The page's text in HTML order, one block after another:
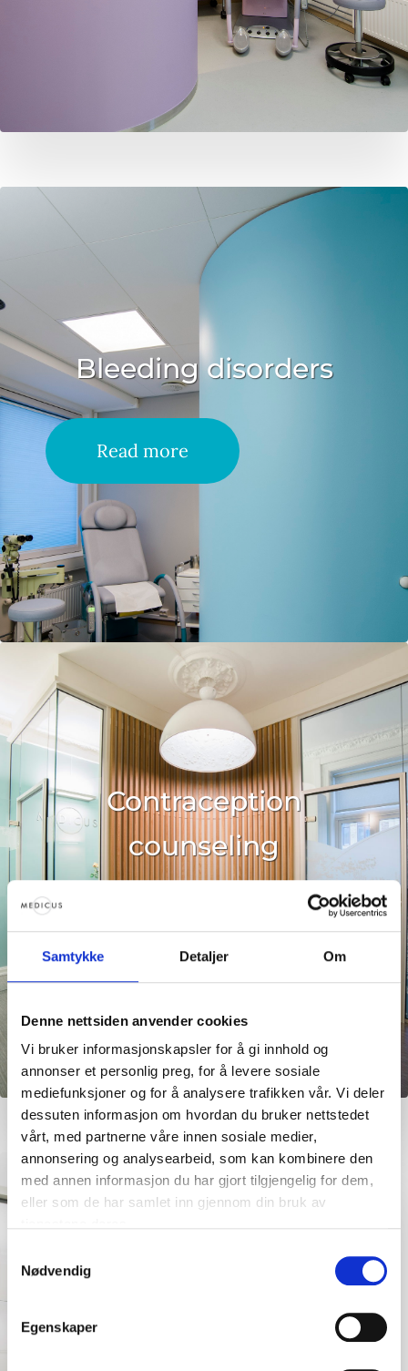
Samtykke Detaljer Om
Denne nettsiden anvender cookies
Vi bruker informasjonskapsler for å gi innhold og
annonser et personlig preg, for å levere sosiale
mediefunksjoner og for å analysere trafikken vår. Vi deler
dessuten informasjon om hvordan du bruker nettstedet
vårt, med partnerne våre innen sosiale medier,
annonsering og analysearbeid, som kan kombinere den
med annen informasjon du har gjort tilgjengelig for dem,
eller som de har samlet inn gjennom din bruk av
Nødvendig
Egenskaper
Bleeding disorders
Read more
Contraception
counseling
Read more